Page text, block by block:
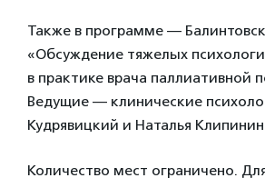
Также в программе —
«Обсуждение тяжелых
в практике врача паллиативной
Ведущие — клинические
Кудрявицкий и Наталья
Количество мест ограничено.